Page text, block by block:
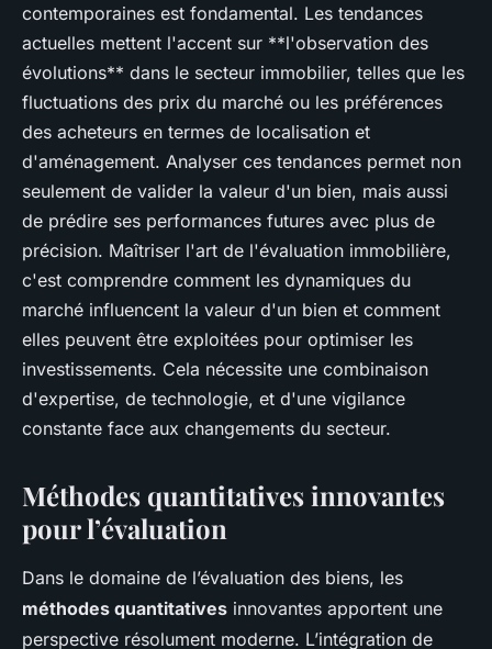
contemporaines est fondamental. Les tendances
actuelles mettent l'accent sur **l'observation des
évolutions** dans le secteur immobilier, telles que les
fluctuations des prix du marché ou les préférences
des acheteurs en termes de localisation et
d'aménagement. Analyser ces tendances permet non
seulement de valider la valeur d'un bien, mais aussi
de prédire ses performances futures avec plus de
précision. Maîtriser l'art de l'évaluation immobilière,
c'est comprendre comment les dynamiques du
marché influencent la valeur d'un bien et comment
elles peuvent être exploitées pour optimiser les
investissements. Cela nécessite une combinaison
d'expertise, de technologie, et d'une vigilance
constante face aux changements du secteur.
Méthodes quantitatives innovantes
pour l’évaluation
Dans le domaine de l’évaluation des biens, les
méthodes quantitatives innovantes apportent une
perspective résolument moderne. L’intégration de